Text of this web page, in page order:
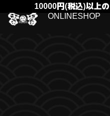
10000円(税込)以上
ONLINESHOP